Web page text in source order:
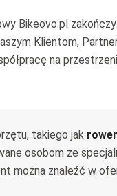
Bikeovo.pl
Klientom,
na
takiego jak
osobom ze
można znaleźć w